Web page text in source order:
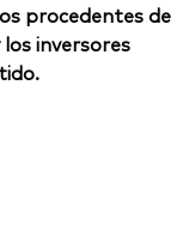
procedentes de
inversores